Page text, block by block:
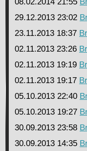
29.12.2013 23:02
23.11.2013 18:37
02.11.2013 23:26
02.11.2013 19:19
02.11.2013 19:17
05.10.2013 22:40
05.10.2013 19:27
30.09.2013 23:58
30.09.2013 14:35